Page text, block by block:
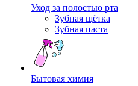
Уход за полостью рта
Зубная щётка
Зубная паста
Бытовая химия